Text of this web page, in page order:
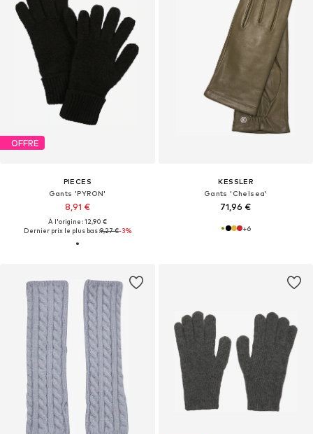
OFFRE
PIECES
Gants 'PYRON'
8,91 €
À l'origine : 12,90 €
Dernier prix le plus bas :9,27 €-3%
KESSLER
Gants 'Chelsea'
71,96 €
+6